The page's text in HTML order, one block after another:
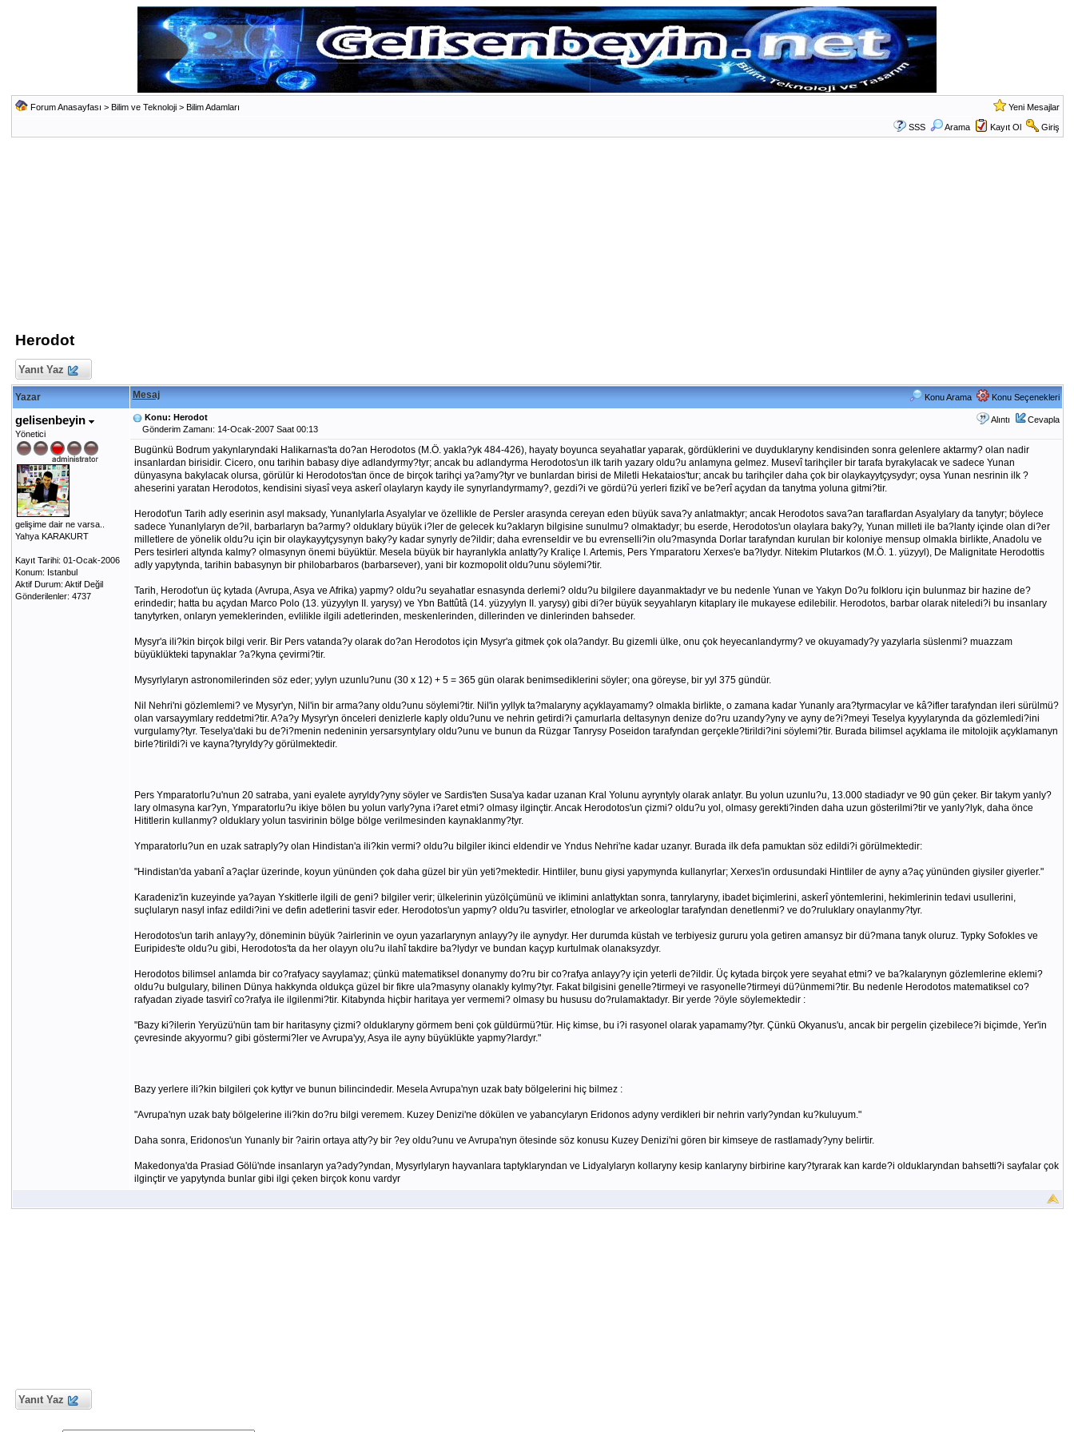
Forum Anasayfası > Bilim ve Teknoloji> Bilim Adamları Yeni Mesajlar
SSS Arama Kayıt Ol Giriş
Herodot
Yanıt Yaz
Yazar Mesaj Konu Arama Konu Seçenekleri
gelisenbeyin
Yönetici
gelişime dair ne varsa..
Yahya KARAKURT
Kayıt Tarihi: 01-Ocak-2006
Konum: Istanbul
Aktif Durum: Aktif Değil
Gönderilenler: 4737
Alıntı Cevapla
Konu: Herodot
Gönderim Zamanı: 14-Ocak-2007 Saat 00:13
Bugünkü Bodrum yakynlaryndaki Halikarnas'ta do?an Herodotos (M.Ö. yakla?yk 484-426), hayaty boyunca seyahatlar yaparak, gördüklerini ve duyduklaryny kendisinden sonra gelenlere aktarmy? olan nadir
insanlardan birisidir. Cicero, onu tarihin babasy diye adlandyrmy?tyr; ancak bu adlandyrma Herodotos'un ilk tarih yazary oldu?u anlamyna gelmez. Musevî tarihçiler bir tarafa byrakylacak ve sadece Yunan
dünyasyna bakylacak olursa, görülür ki Herodotos'tan önce de birçok tarihçi ya?amy?tyr ve bunlardan birisi de Miletli Hekataios'tur; ancak bu tarihçiler daha çok bir olaykayytçysydyr; oysa Yunan nesrinin ilk ?
aheserini yaratan Herodotos, kendisini siyasî veya askerî olaylaryn kaydy ile synyrlandyrmamy?, gezdi?i ve gördü?ü yerleri fizikî ve be?erî açydan da tanytma yoluna gitmi?tir.
Herodot'un Tarih adly eserinin asyl maksady, Yunanlylarla Asyalylar ve özellikle de Persler arasynda cereyan eden büyük sava?y anlatmaktyr; ancak Herodotos sava?an taraflardan Asyalylary da tanytyr; böylece
sadece Yunanlylaryn de?il, barbarlaryn ba?army? olduklary büyük i?ler de gelecek ku?aklaryn bilgisine sunulmu? olmaktadyr; bu eserde, Herodotos'un olaylara baky?y, Yunan milleti ile ba?lanty içinde olan di?er
milletlere de yönelik oldu?u için bir olaykayytçysynyn baky?y kadar synyrly de?ildir; daha evrenseldir ve bu evrenselli?in olu?masynda Dorlar tarafyndan kurulan bir koloniye mensup olmakla birlikte, Anadolu ve
Pers tesirleri altynda kalmy? olmasynyn önemi büyüktür. Mesela büyük bir hayranlykla anlatty?y Kraliçe I. Artemis, Pers Ymparatoru Xerxes'e ba?lydyr. Nitekim Plutarkos (M.Ö. 1. yüzyyl), De Malignitate Herodottis
adly yapytynda, tarihin babasynyn bir philobarbaros (barbarsever), yani bir kozmopolit oldu?unu söylemi?tir.
Tarih, Herodot'un üç kytada (Avrupa, Asya ve Afrika) yapmy? oldu?u seyahatlar esnasynda derlemi? oldu?u bilgilere dayanmaktadyr ve bu nedenle Yunan ve Yakyn Do?u folkloru için bulunmaz bir hazine de?
erindedir; hatta bu açydan Marco Polo (13. yüzyylyn II. yarysy) ve Ybn Battûtâ (14. yüzyylyn II. yarysy) gibi di?er büyük seyyahlaryn kitaplary ile mukayese edilebilir. Herodotos, barbar olarak niteledi?i bu insanlary
tanytyrken, onlaryn yemeklerinden, evlilikle ilgili adetlerinden, meskenlerinden, dillerinden ve dinlerinden bahseder.
Mysyr'a ili?kin birçok bilgi verir. Bir Pers vatanda?y olarak do?an Herodotos için Mysyr'a gitmek çok ola?andyr. Bu gizemli ülke, onu çok heyecanlandyrmy? ve okuyamady?y yazylarla süslenmi? muazzam
büyüklükteki tapynaklar ?a?kyna çevirmi?tir.
Mysyrlylaryn astronomilerinden söz eder; yylyn uzunlu?unu (30 x 12) + 5 = 365 gün olarak benimsediklerini söyler; ona göreyse, bir yyl 375 gündür.
Nil Nehri'ni gözlemlemi? ve Mysyr'yn, Nil'in bir arma?any oldu?unu söylemi?tir. Nil'in yyllyk ta?malaryny açyklayamamy? olmakla birlikte, o zamana kadar Yunanly ara?tyrmacylar ve kâ?ifler tarafyndan ileri sürülmü?
olan varsayymlary reddetmi?tir. A?a?y Mysyr'yn önceleri denizlerle kaply oldu?unu ve nehrin getirdi?i çamurlarla deltasynyn denize do?ru uzandy?yny ve ayny de?i?meyi Teselya kyyylarynda da gözlemledi?ini
vurgulamy?tyr. Teselya'daki bu de?i?menin nedeninin yersarsyntylary oldu?unu ve bunun da Rüzgar Tanrysy Poseidon tarafyndan gerçekle?tirildi?ini söylemi?tir. Burada bilimsel açyklama ile mitolojik açyklamanyn
birle?tirildi?i ve kayna?tyryldy?y görülmektedir.
Pers Ymparatorlu?u'nun 20 satraba, yani eyalete ayryldy?yny söyler ve Sardis'ten Susa'ya kadar uzanan Kral Yolunu ayryntyly olarak anlatyr. Bu yolun uzunlu?u, 13.000 stadiadyr ve 90 gün çeker. Bir takym yanly?
lary olmasyna kar?yn, Ymparatorlu?u ikiye bölen bu yolun varly?yna i?aret etmi? olmasy ilginçtir. Ancak Herodotos'un çizmi? oldu?u yol, olmasy gerekti?inden daha uzun gösterilmi?tir ve yanly?lyk, daha önce
Hititlerin kullanmy? olduklary yolun tasvirinin bölge bölge verilmesinden kaynaklanmy?tyr.
Ymparatorlu?un en uzak satraply?y olan Hindistan'a ili?kin vermi? oldu?u bilgiler ikinci eldendir ve Yndus Nehri'ne kadar uzanyr. Burada ilk defa pamuktan söz edildi?i görülmektedir:
"Hindistan'da yabanî a?açlar üzerinde, koyun yününden çok daha güzel bir yün yeti?mektedir. Hintliler, bunu giysi yapymynda kullanyrlar; Xerxes'in ordusundaki Hintliler de ayny a?aç yününden giysiler giyerler."
Karadeniz'in kuzeyinde ya?ayan Yskitlerle ilgili de geni? bilgiler verir; ülkelerinin yüzölçümünü ve iklimini anlattyktan sonra, tanrylaryny, ibadet biçimlerini, askerî yöntemlerini, hekimlerinin tedavi usullerini,
suçlularyn nasyl infaz edildi?ini ve defin adetlerini tasvir eder. Herodotos'un yapmy? oldu?u tasvirler, etnologlar ve arkeologlar tarafyndan denetlenmi? ve do?ruluklary onaylanmy?tyr.
Herodotos'un tarih anlayy?y, döneminin büyük ?airlerinin ve oyun yazarlarynyn anlayy?y ile aynydyr. Her durumda küstah ve terbiyesiz gururu yola getiren amansyz bir dü?mana tanyk oluruz. Typky Sofokles ve
Euripides'te oldu?u gibi, Herodotos'ta da her olayyn olu?u ilahî takdire ba?lydyr ve bundan kaçyp kurtulmak olanaksyzdyr.
Herodotos bilimsel anlamda bir co?rafyacy sayylamaz; çünkü matematiksel donanymy do?ru bir co?rafya anlayy?y için yeterli de?ildir. Üç kytada birçok yere seyahat etmi? ve ba?kalarynyn gözlemlerine eklemi?
oldu?u bulgulary, bilinen Dünya hakkynda oldukça güzel bir fikre ula?masyny olanakly kylmy?tyr. Fakat bilgisini genelle?tirmeyi ve rasyonelle?tirmeyi dü?ünmemi?tir. Bu nedenle Herodotos matematiksel co?
rafyadan ziyade tasvirî co?rafya ile ilgilenmi?tir. Kitabynda hiçbir haritaya yer vermemi? olmasy bu hususu do?rulamaktadyr. Bir yerde ?öyle söylemektedir :
"Bazy ki?ilerin Yeryüzü'nün tam bir haritasyny çizmi? olduklaryny görmem beni çok güldürmü?tür. Hiç kimse, bu i?i rasyonel olarak yapamamy?tyr. Çünkü Okyanus'u, ancak bir pergelin çizebilece?i biçimde, Yer'in
çevresinde akyyormu? gibi göstermi?ler ve Avrupa'yy, Asya ile ayny büyüklükte yapmy?lardyr."
Bazy yerlere ili?kin bilgileri çok kyttyr ve bunun bilincindedir. Mesela Avrupa'nyn uzak baty bölgelerini hiç bilmez :
"Avrupa'nyn uzak baty bölgelerine ili?kin do?ru bilgi veremem. Kuzey Denizi'ne dökülen ve yabancylaryn Eridonos adyny verdikleri bir nehrin varly?yndan ku?kuluyum."
Daha sonra, Eridonos'un Yunanly bir ?airin ortaya atty?y bir ?ey oldu?unu ve Avrupa'nyn ötesinde söz konusu Kuzey Denizi'ni gören bir kimseye de rastlamady?yny belirtir.
Makedonya'da Prasiad Gölü'nde insanlaryn ya?ady?yndan, Mysyrlylaryn hayvanlara taptyklaryndan ve Lidyalylaryn kollaryny kesip kanlaryny birbirine kary?tyrarak kan karde?i olduklaryndan bahsetti?i sayfalar çok
ilginçtir ve yapytynda bunlar gibi ilgi çeken birçok konu vardyr
Yanıt Yaz